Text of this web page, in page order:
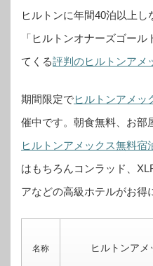
ヒルトンに年間40泊以上
「ヒルトンオナーズゴール
てくる評判のヒルトンアメ
期間限定でヒルトンアメッ
催中です。 朝食無料、お部
ヒルトンアメックス無料宿
はもちろんコンラッド、
アなどの高級ホテルがお得
名称 ヒルトンアメ